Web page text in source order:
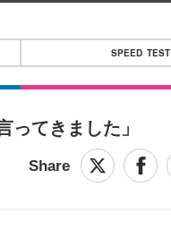
SPEED TEST
てきました」